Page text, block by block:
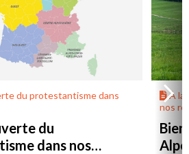
du protestantisme dans
du
dans nos
À la
nos